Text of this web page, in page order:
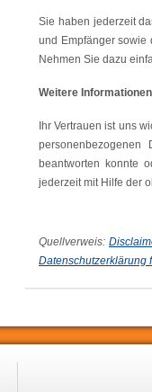
Sie haben jederzeit
und Empfänger sowie
Nehmen Sie dazu
Weitere Informationen
Ihr Vertrauen ist uns
beantworten konnte
jederzeit mit Hilfe der
Quellverweis:
Datenschutzerklärung